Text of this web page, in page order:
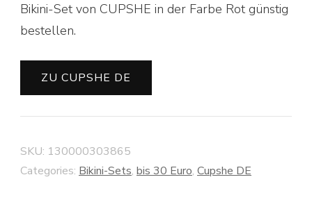
Bikini-Set von CUPSHE in der Farbe Rot günstig
bestellen.
ZU CUPSHE DE
SKU: 130000303865
Categories: Bikini-Sets, bis 30 Euro, Cupshe DE